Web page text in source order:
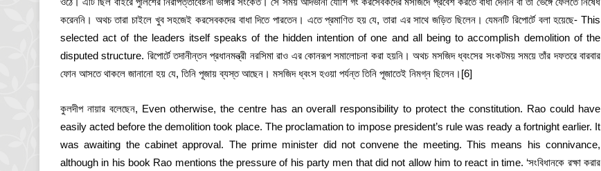
করেননি। অথচ তারা চাইলে খুব সহজেই করসেবকদের বাধা দিতে পারতেন। এতে প্রমাণিত হয় যে, তারা এর সাথে জড়িত ছিলেন। যেমনটি রিপোর্টে বলা হয়েছে- This
selected act of the leaders itself speaks of the hidden intention of one and all being to accomplish demolition of the
disputed structure. রিপোর্টে তদানীন্তন প্রধানমন্ত্রী নরসিমা রাও এর কোনরূপ সমালোচনা করা হয়নি। অথচ মসজিদ ধ্বংসের সংকটময় সময়ে তাঁর দফতরে বারবার
ফোন আসতে থাকলে জানানো হয় যে, তিনি পূজায় ব্যস্ত আছেন। মসজিদ ধ্বংস হওয়া পর্যন্ত তিনি পূজাতেই নিমগ্ন ছিলেন। [6]
কুলদীপ নায়ার বলেছেন, Even otherwise, the centre has an overall responsibility to protect the constitution. Rao could have
easily acted before the demolition took place. The proclamation to impose president’s rule was ready a fortnight earlier. It
was awaiting the cabinet approval. The prime minister did not convene the meeting. This means his connivance,
although in his book Rao mentions the pressure of his party men that did not allow him to react in time. ‘সংবিধানকে রক্ষা করার